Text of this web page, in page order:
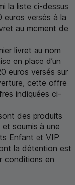
la liste ci-dessus
euros versés à la
au moment de
livret au nom
en place d’un
euros versés sur
cette offre
indiquées ci-
des produits
et soumis à une
Enfant et VIP
la détention est
conditions en